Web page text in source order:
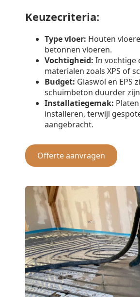
Keuzecriteria:
Type vloer: Houten
betonnen vloeren.
Vochtigheid: In vochtige
materialen zoals XPS of
Budget: Glaswol en EPS
schuimbeton duurder
Installatiegemak:
installeren, terwijl
aangebracht.
Offerte aanvragen